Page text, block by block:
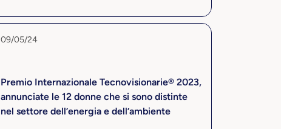
09/05/24
Premio Internazionale Tecnovisionarie® 2023,
annunciate le 12 donne che si sono distinte
nel settore dell’energia e dell’ambiente